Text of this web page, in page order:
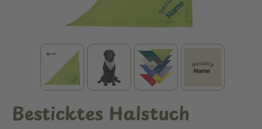
Besticktes Halstuch